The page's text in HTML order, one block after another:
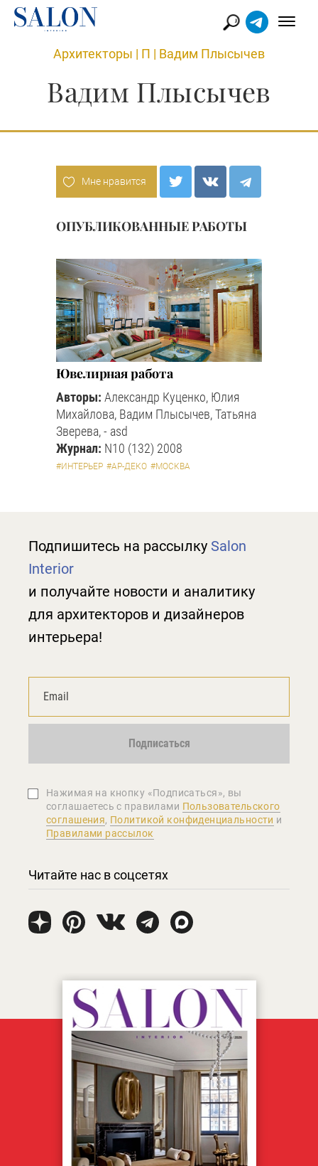
Архитекторы | П | Вадим Плысычев
Вадим Плысычев
Мне нравится
ОПУБЛИКОВАННЫЕ РАБОТЫ
Ювелирная работа
Авторы: Александр Куценко, Юлия
Михайлова, Вадим Плысычев, Татьяна
Зверева, - asd
Журнал: N10 (132) 2008
#ИНТЕРЬЕР #АР-ДЕКО #МОСКВА
Подпишитесь на рассылку Salon
Interior
и получайте новости и аналитику
для архитекторов и дизайнеров
интерьера!
Подписаться
Нажимая на кнопку «Подписаться», вы
соглашаетеcь с правилами Пользовательского
соглашения, Политикой конфиденциальности и
Правилами рассылок
Читайте нас в соцсетях